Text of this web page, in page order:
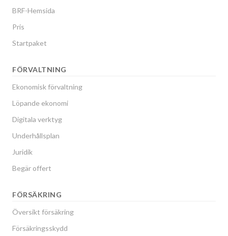
BRF-Hemsida
Pris
Startpaket
FÖRVALTNING
Ekonomisk förvaltning
Löpande ekonomi
Digitala verktyg
Underhållsplan
Juridik
Begär offert
FÖRSÄKRING
Översikt försäkring
Försäkringsskydd